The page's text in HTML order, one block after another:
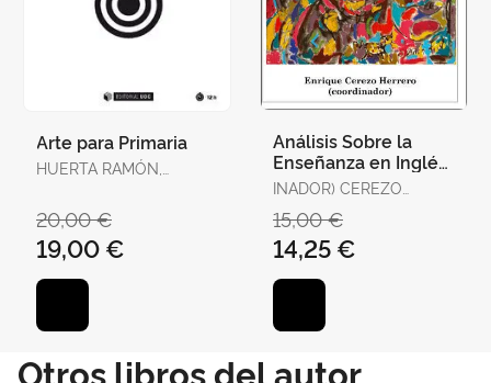
Arte para Primaria
HUERTA RAMÓN,
20,00 €
19,00 €
Análisis Sobre la
Enseñanza en Inglés
en la Comunitat
Perspe
INADOR) CEREZO
(COORD
15,00 €
14,25 €
Otros libros del autor